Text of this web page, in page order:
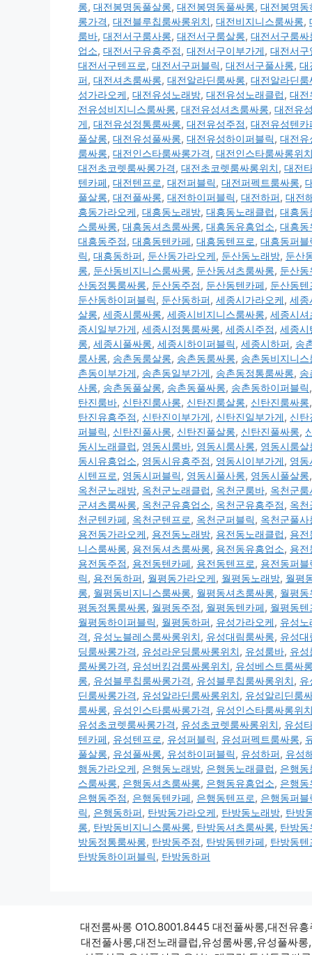
롱, 대전봉명동풀살롱, 대전봉명동풀싸롱, 대전봉명
롱가격, 대전블루칩룸싸롱위치, 대전비지니스룸싸롱,
룸바, 대전서구룸사롱, 대전서구룸살롱, 대전서구룸싸
업소, 대전서구유흥주점, 대전서구이부가게, 대전서구
대전서구텐프로, 대전서구퍼블릭, 대전서구풀사롱, 대
퍼, 대전셔츠룸싸롱, 대전알라딘룸싸롱, 대전알라딘룸
성가라오케, 대전유성노래방, 대전유성노래클럽, 대전
전유성비지니스룸싸롱, 대전유성셔츠룸싸롱, 대전유
게, 대전유성정통룸싸롱, 대전유성주점, 대전유성텐카
풀살롱, 대전유성풀싸롱, 대전유성하이퍼블릭, 대전유
룸싸롱, 대전인스타룸싸롱가격, 대전인스타룸싸롱위
대전초코렛룸싸롱가격, 대전초코렛룸싸롱위치, 대전
텐카페, 대전텐프로, 대전퍼블릭, 대전퍼펙트룸싸롱,
풀살롱, 대전풀싸롱, 대전하이퍼블릭, 대전하퍼, 대전
흥동가라오케, 대흥동노래방, 대흥동노래클럽, 대흥동
스룸싸롱, 대흥동셔츠룸싸롱, 대흥동유흥업소, 대흥동
대흥동주점, 대흥동텐카페, 대흥동텐프로, 대흥동퍼블
릭, 대흥동하퍼, 둔산동가라오케, 둔산동노래방, 둔산
롱, 둔산동비지니스룸싸롱, 둔산동셔츠룸싸롱, 둔산
산동정통룸싸롱, 둔산동주점, 둔산동텐카페, 둔산동텐
둔산동하이퍼블릭, 둔산동하퍼, 세종시가라오케, 세종
살롱, 세종시룸싸롱, 세종시비지니스룸싸롱, 세종시셔
종시일부가게, 세종시정통룸싸롱, 세종시주점, 세종시
롱, 세종시풀싸롱, 세종시하이퍼블릭, 세종시하퍼, 송
룸사롱, 송촌동룸살롱, 송촌동룸싸롱, 송촌동비지니스
촌동이부가게, 송촌동일부가게, 송촌동정통룸싸롱, 송
사롱, 송촌동풀살롱, 송촌동풀싸롱, 송촌동하이퍼블릭
탄진룸바, 신탄진룸사롱, 신탄진룸살롱, 신탄진룸싸롱
탄진유흥주점, 신탄진이부가게, 신탄진일부가게, 신탄
퍼블릭, 신탄진풀사롱, 신탄진풀살롱, 신탄진풀싸롱,
동시노래클럽, 영동시룸바, 영동시룸사롱, 영동시룸살
동시유흥업소, 영동시유흥주점, 영동시이부가게, 영동
시텐프로, 영동시퍼블릭, 영동시풀사롱, 영동시풀살롱
옥천군노래방, 옥천군노래클럽, 옥천군룸바, 옥천군룸
군셔츠룸싸롱, 옥천군유흥업소, 옥천군유흥주점, 옥천
천군텐카페, 옥천군텐프로, 옥천군퍼블릭, 옥천군풀사
용전동가라오케, 용전동노래방, 용전동노래클럽, 용전
니스룸싸롱, 용전동셔츠룸싸롱, 용전동유흥업소, 용전
용전동주점, 용전동텐카페, 용전동텐프로, 용전동퍼블
릭, 용전동하퍼, 월평동가라오케, 월평동노래방, 월평
롱, 월평동비지니스룸싸롱, 월평동셔츠룸싸롱, 월평
평동정통룸싸롱, 월평동주점, 월평동텐카페, 월평동텐
월평동하이퍼블릭, 월평동하퍼, 유성가라오케, 유성노
격, 유성노블레스룸싸롱위치, 유성대림룸싸롱, 유성
딩룸싸롱가격, 유성라운딩룸싸롱위치, 유성룸바, 유성
룸싸롱가격, 유성버킹검룸싸롱위치, 유성베스트룸싸
롱, 유성블루칩룸싸롱가격, 유성블루칩룸싸롱위치, 유
딘룸싸롱가격, 유성알라딘룸싸롱위치, 유성알리딘룸
룸싸롱, 유성인스타룸싸롱가격, 유성인스타룸싸롱위
유성초코렛룸싸롱가격, 유성초코렛룸싸롱위치, 유성
텐카페, 유성텐프로, 유성퍼블릭, 유성퍼펙트룸싸롱,
풀살롱, 유성풀싸롱, 유성하이퍼블릭, 유성하퍼, 유성
행동가라오케, 은행동노래방, 은행동노래클럽, 은행동
스룸싸롱, 은행동셔츠룸싸롱, 은행동유흥업소, 은행
은행동주점, 은행동텐카페, 은행동텐프로, 은행동퍼블
릭, 은행동하퍼, 탄방동가라오케, 탄방동노래방, 탄방
롱, 탄방동비지니스룸싸롱, 탄방동셔츠룸싸롱, 탄방
방동정통룸싸롱, 탄방동주점, 탄방동텐카페, 탄방동텐
탄방동하이퍼블릭, 탄방동하퍼
대전룸싸롱 O1O.8001.8445 대전풀싸롱,대전유
대전풀사롱,대전노래클럽,유성룸싸롱,유성풀싸